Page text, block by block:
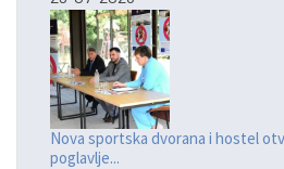
Nova sportska dvorana i hostel
poglavlje...